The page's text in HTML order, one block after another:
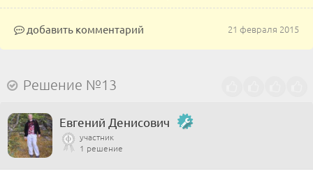
21 февраля 2015
добавить комментарий
Решение №13
Евгений Денисович
участник
1 решение